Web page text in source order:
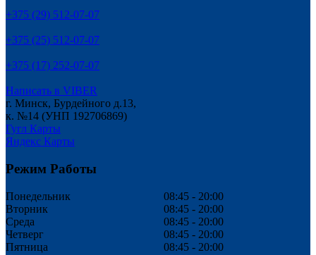
+375 (29) 512-07-07
+375 (25) 512-07-07
+375 (17) 252-07-07
Написать в VIBER
г. Минск, Бурдейного д.13,
к. №14 (УНП 192706869)
Гугл Карты
Яндекс Карты
Режим Работы
Понедельник
08:45 - 20:00
Вторник
08:45 - 20:00
Среда
08:45 - 20:00
Четверг
08:45 - 20:00
Пятница
08:45 - 20:00